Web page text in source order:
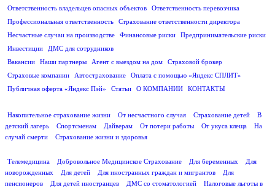
Ответственность владельцев опасных объектов
Ответственность перевозчика
Профессиональная ответственность
Страхование ответственности директора
Несчастные случаи на производстве
Финансовые риски
Предпринимательские риски
Инвестиции
ДМС для сотрудников
Вакансии
Наши партнеры Агент с выездом на дом
Страховой брокер
Страховые компании
Автострахование
Оплата с помощью «Яндекс СПЛИТ»
Публичная оферта «Яндекс Пэй»
Статьи О КОМПАНИИ
КОНТАКТЫ
Накопительное страхование жизни
От несчастного случая Страхование детей
В
детский лагерь
Спортсменам Дайверам От потери работы От укуса клеща
На
случай смерти
Страхование жизни и здоровья
Телемедицина
Добровольное Медицинское Страхование Для беременных
Для
новорожденных
Для детей Для иностранных граждан и мигрантов
Для
пенсионеров
Для детей иностранцев ДМС со стоматологией
Налоговые льготы в